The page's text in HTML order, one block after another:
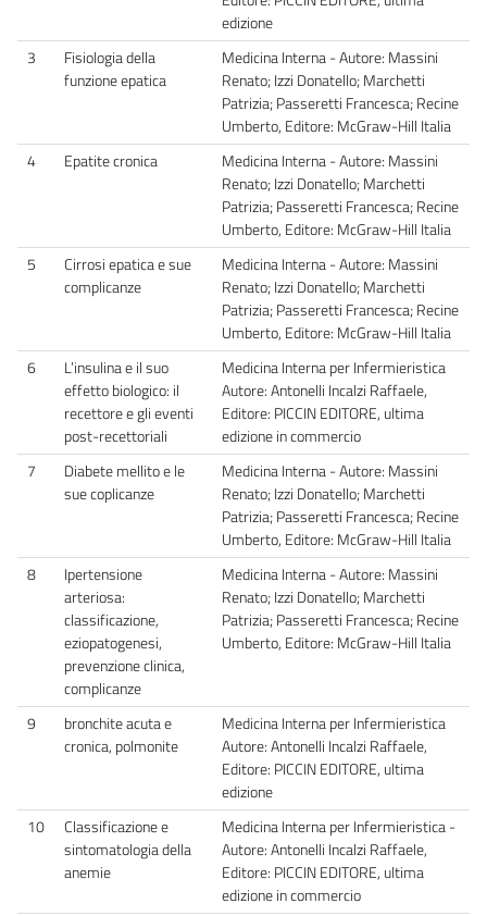
edizione
3
Fisiologia della
funzione epatica
Medicina Interna - Autore: Massini
Renato; Izzi Donatello; Marchetti
Patrizia; Passeretti Francesca; Recine
Umberto, Editore: McGraw-Hill Italia
4
Epatite cronica
Medicina Interna - Autore: Massini
Renato; Izzi Donatello; Marchetti
Patrizia; Passeretti Francesca; Recine
Umberto, Editore: McGraw-Hill Italia
5
Cirrosi epatica e sue
complicanze
Medicina Interna - Autore: Massini
Renato; Izzi Donatello; Marchetti
Patrizia; Passeretti Francesca; Recine
Umberto, Editore: McGraw-Hill Italia
6
L’insulina e il suo
effetto biologico: il
recettore e gli eventi
post-recettoriali
Medicina Interna per Infermieristica
Autore: Antonelli Incalzi Raffaele,
Editore: PICCIN EDITORE, ultima
edizione in commercio
7
Diabete mellito e le
sue coplicanze
Medicina Interna - Autore: Massini
Renato; Izzi Donatello; Marchetti
Patrizia; Passeretti Francesca; Recine
Umberto, Editore: McGraw-Hill Italia
8
Ipertensione
arteriosa:
classificazione,
eziopatogenesi,
prevenzione clinica,
complicanze
Medicina Interna - Autore: Massini
Renato; Izzi Donatello; Marchetti
Patrizia; Passeretti Francesca; Recine
Umberto, Editore: McGraw-Hill Italia
9
bronchite acuta e
cronica, polmonite
Medicina Interna per Infermieristica
Autore: Antonelli Incalzi Raffaele,
Editore: PICCIN EDITORE, ultima
edizione
10
Classificazione e
sintomatologia della
anemie
Medicina Interna per Infermieristica -
Autore: Antonelli Incalzi Raffaele,
Editore: PICCIN EDITORE, ultima
edizione in commercio